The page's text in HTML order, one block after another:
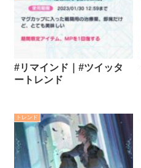
#リマインド｜#ツイッタ
ートレンド
トレンド